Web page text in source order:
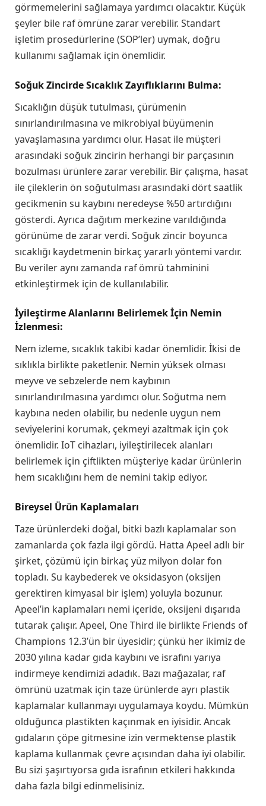
görmemelerini sağlamaya yardımcı olacaktır. Küçük
şeyler bile raf ömrüne zarar verebilir. Standart
işletim prosedürlerine (SOP’ler) uymak, doğru
kullanımı sağlamak için önemlidir.
Soğuk Zincirde Sıcaklık Zayıflıklarını Bulma:
Sıcaklığın düşük tutulması, çürümenin
sınırlandırılmasına ve mikrobiyal büyümenin
yavaşlamasına yardımcı olur. Hasat ile müşteri
arasındaki soğuk zincirin herhangi bir parçasının
bozulması ürünlere zarar verebilir. Bir çalışma, hasat
ile çileklerin ön soğutulması arasındaki dört saatlik
gecikmenin su kaybını neredeyse %50 artırdığını
gösterdi. Ayrıca dağıtım merkezine varıldığında
görünüme de zarar verdi. Soğuk zincir boyunca
sıcaklığı kaydetmenin birkaç yararlı yöntemi vardır.
Bu veriler aynı zamanda raf ömrü tahminini
etkinleştirmek için de kullanılabilir.
İyileştirme Alanlarını Belirlemek İçin Nemin
İzlenmesi:
Nem izleme, sıcaklık takibi kadar önemlidir. İkisi de
sıklıkla birlikte paketlenir. Nemin yüksek olması
meyve ve sebzelerde nem kaybının
sınırlandırılmasına yardımcı olur. Soğutma nem
kaybına neden olabilir, bu nedenle uygun nem
seviyelerini korumak, çekmeyi azaltmak için çok
önemlidir. IoT cihazları, iyileştirilecek alanları
belirlemek için çiftlikten müşteriye kadar ürünlerin
hem sıcaklığını hem de nemini takip ediyor.
Bireysel Ürün Kaplamaları
Taze ürünlerdeki doğal, bitki bazlı kaplamalar son
zamanlarda çok fazla ilgi gördü. Hatta Apeel adlı bir
şirket, çözümü için birkaç yüz milyon dolar fon
topladı. Su kaybederek ve oksidasyon (oksijen
gerektiren kimyasal bir işlem) yoluyla bozunur.
Apeel’in kaplamaları nemi içeride, oksijeni dışarıda
tutarak çalışır. Apeel, One Third ile birlikte Friends of
Champions 12.3’ün bir üyesidir; çünkü her ikimiz de
2030 yılına kadar gıda kaybını ve israfını yarıya
indirmeye kendimizi adadık. Bazı mağazalar, raf
ömrünü uzatmak için taze ürünlerde ayrı plastik
kaplamalar kullanmayı uygulamaya koydu. Mümkün
olduğunca plastikten kaçınmak en iyisidir. Ancak
gıdaların çöpe gitmesine izin vermektense plastik
kaplama kullanmak çevre açısından daha iyi olabilir.
Bu sizi şaşırtıyorsa gıda israfının etkileri hakkında
daha fazla bilgi edinmelisiniz.